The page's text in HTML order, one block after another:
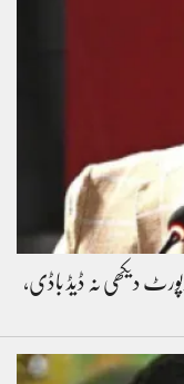
دیکھی نہ ڈیڈ باڈی،